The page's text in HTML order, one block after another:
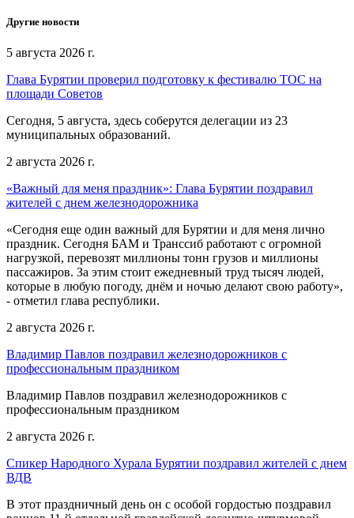
Другие новости
5 августа 2026 г.
Глава Бурятии проверил подготовку к фестивалю ТОС на
площади Советов
Сегодня, 5 августа, здесь соберутся делегации из 23
муниципальных образований.
2 августа 2026 г.
«Важный для меня праздник»: Глава Бурятии поздравил
жителей с днем железнодорожника
«Сегодня еще один важный для Бурятии и для меня лично
праздник. Сегодня БАМ и Транссиб работают с огромной
нагрузкой, перевозят миллионы тонн грузов и миллионы
пассажиров. За этим стоит ежедневный труд тысяч людей,
которые в любую погоду, днём и ночью делают свою работу»,
- отметил глава республики.
2 августа 2026 г.
Владимир Павлов поздравил железнодорожников с
профессиональным праздником
Владимир Павлов поздравил железнодорожников с
профессиональным праздником
2 августа 2026 г.
Спикер Народного Хурала Бурятии поздравил жителей с днем
ВДВ
В этот праздничный день он с особой гордостью поздравил